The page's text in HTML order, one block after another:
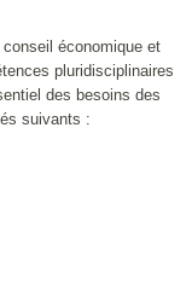
économique et
pluridisciplinaires
des besoins des
suivants :